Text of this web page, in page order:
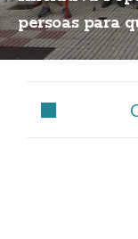
persoas para
de biogás